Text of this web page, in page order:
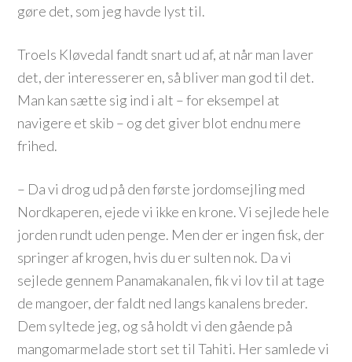
gøre det, som jeg havde lyst til.
Troels Kløvedal fandt snart ud af, at når man laver
det, der interesserer en, så bliver man god til det.
Man kan sætte sig ind i alt – for eksempel at
navigere et skib – og det giver blot endnu mere
frihed.
– Da vi drog ud på den første jordomsejling med
Nordkaperen, ejede vi ikke en krone. Vi sejlede hele
jorden rundt uden penge. Men der er ingen fisk, der
springer af krogen, hvis du er sulten nok. Da vi
sejlede gennem Panamakanalen, fik vi lov til at tage
de mangoer, der faldt ned langs kanalens breder.
Dem syltede jeg, og så holdt vi den gående på
mangomarmelade stort set til Tahiti. Her samlede vi